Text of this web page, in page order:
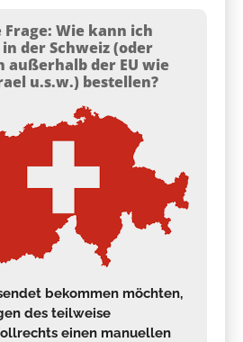
Frage: Wie kann ich
der Schweiz (oder
außerhalb der EU wie
u.s.w.) bestellen?
bekommen möchten,
des teilweise
einen manuellen